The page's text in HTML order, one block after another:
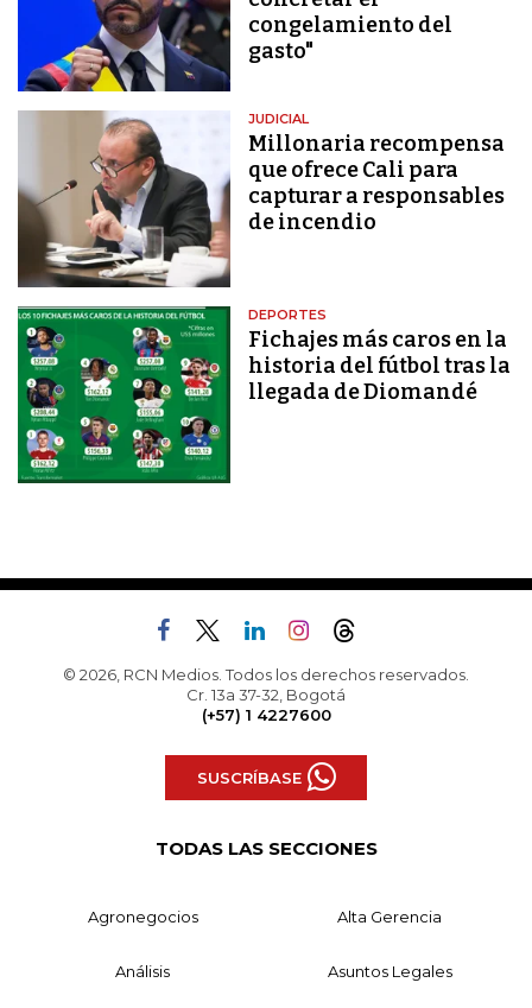
congelamiento del
gasto"
JUDICIAL
Millonaria recompensa
que ofrece Cali para
capturar a responsables
de incendio
DEPORTES
Fichajes más caros en la
historia del fútbol tras la
llegada de Diomandé
© 2026, RCN Medios. Todos los derechos reservados.
Cr. 13a 37-32, Bogotá
(+57) 1 4227600
SUSCRÍBASE
TODAS LAS SECCIONES
Agronegocios Alta Gerencia
Análisis Asuntos Legales